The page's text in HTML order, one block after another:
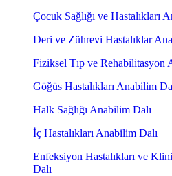
Çocuk Sağlığı ve Hastalıkları
Deri ve Zührevi Hastalıklar
Fiziksel Tıp ve Rehabilitasyon
Göğüs Hastalıkları Anabilim
Halk Sağlığı Anabilim Dalı
İç Hastalıkları Anabilim Dalı
Enfeksiyon Hastalıkları ve
Dalı